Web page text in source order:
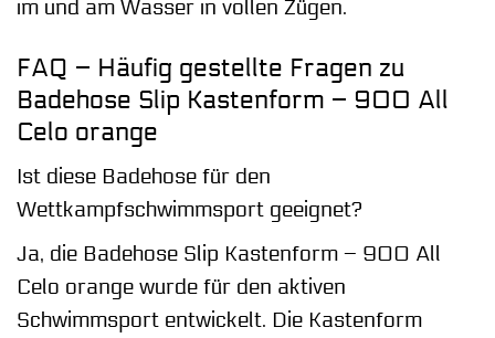
im und am Wasser in vollen Zügen.
FAQ – Häufig gestellte Fragen zu
Badehose Slip Kastenform – 900 All
Celo orange
Ist diese Badehose für den
Wettkampfschwimmsport geeignet?
Ja, die Badehose Slip Kastenform – 900 All
Celo orange wurde für den aktiven
Schwimmsport entwickelt. Die Kastenform